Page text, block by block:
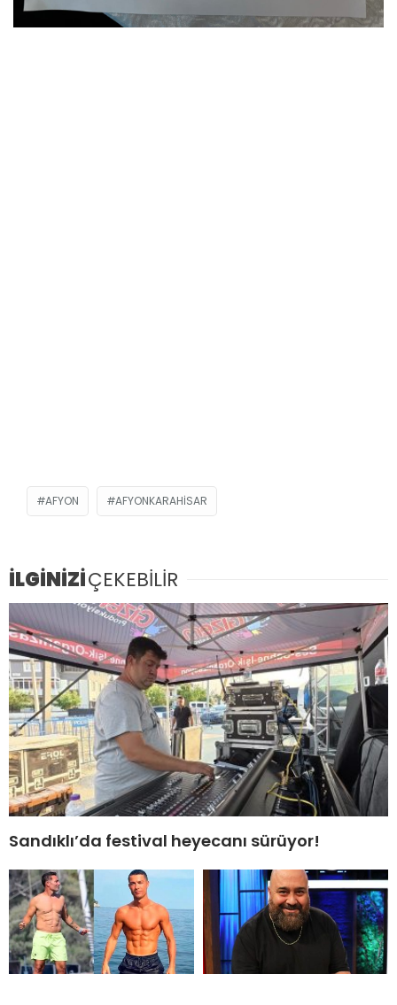
AFYON AFYONKARAHISAR
İLGİNİZİÇEKEBİLİR
Sandıklı’da festival heyecanı sürüyor!